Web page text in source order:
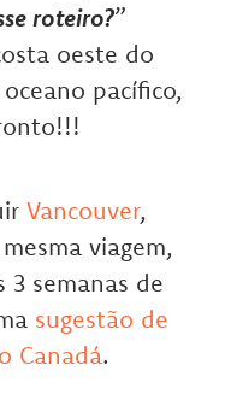
roteiro?”
oeste do
pacífico,
Vancouver,
viagem,
semanas de
sugestão de
Canadá.